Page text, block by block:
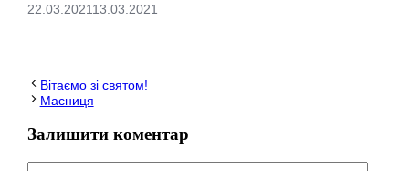
22.03.202113.03.2021
Вітаємо зі святом!
Масниця
Залишити коментар